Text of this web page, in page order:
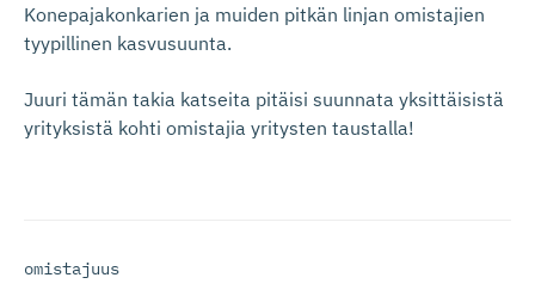
Konepajakonkarien ja muiden pitkän linjan omistajien
tyypillinen kasvusuunta.
Juuri tämän takia katseita pitäisi suunnata yksittäisistä
yrityksistä kohti omistajia yritysten taustalla!
omistajuus